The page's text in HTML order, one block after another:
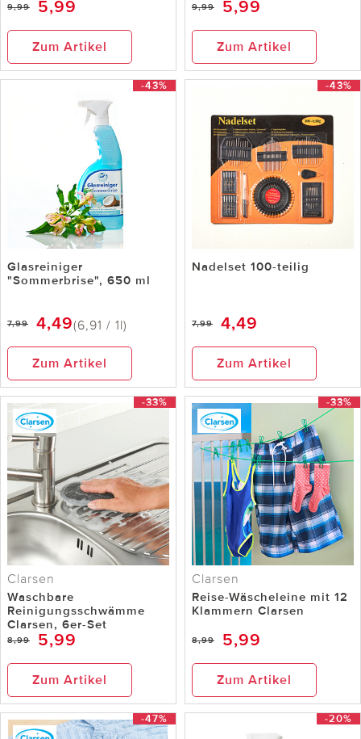
9,99 5,99
Zum Artikel
9,99 5,99
Zum Artikel
-43%
Glasreiniger
"Sommerbrise", 650 ml
7,99 4,49(6,91 / 1l)
Zum Artikel
-43%
Nadelset 100-teilig
7,99 4,49
Zum Artikel
-33%
Clarsen
Waschbare
Reinigungsschwämme
Clarsen, 6er-Set
8,99 5,99
Zum Artikel
-33%
Clarsen
Reise-Wäscheleine mit 12
Klammern Clarsen
8,99 5,99
Zum Artikel
-47% -20%